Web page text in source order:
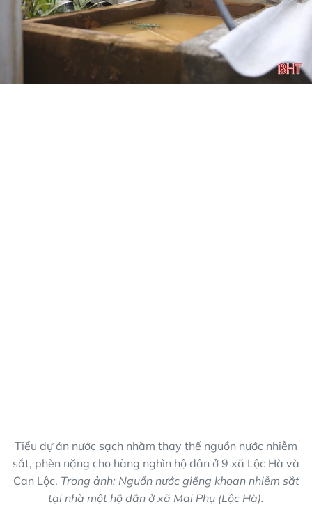
Tiểu dự án nước sạch nhằm thay thế nguồn nước nhiễm
sắt, phèn nặng cho hàng nghìn hộ dân ở 9 xã Lộc Hà và
Can Lộc. Trong ảnh: Nguồn nước giếng khoan nhiễm sắt
tại nhà một hộ dân ở xã Mai Phụ (Lộc Hà).